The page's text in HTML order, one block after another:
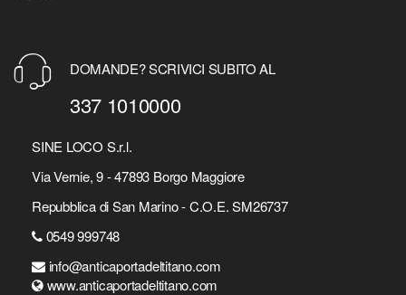
DOMANDE? SCRIVICI SUBITO AL
337 1010000
SINE LOCO S.r.l.
Via Vernie, 9 - 47893 Borgo Maggiore
Repubblica di San Marino - C.O.E. SM26737
0549 999748
info@anticaportadeltitano.com
www.anticaportadeltitano.com